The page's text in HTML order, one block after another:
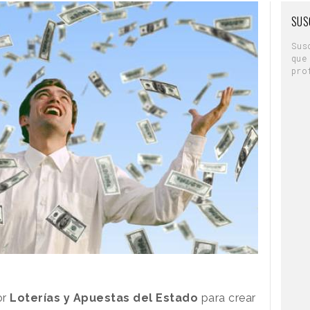
Loterías y Apuestas del Estado para crear